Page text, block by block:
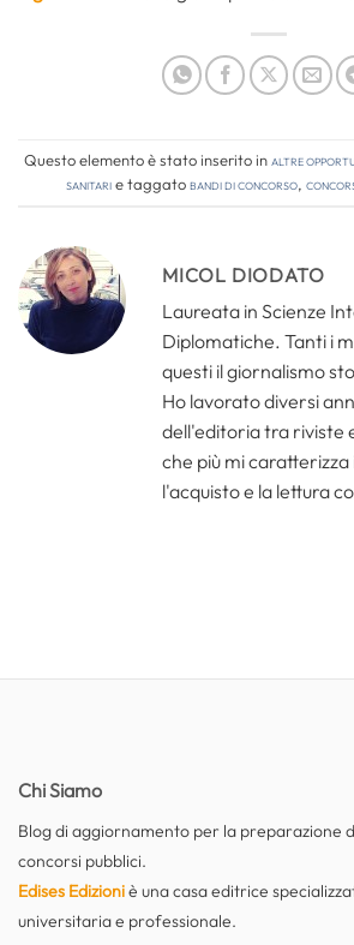
Questo elemento è stato inserito inAltre
Sanitarie taggatobandi di concorso,
MICOL DIODATO
Laureata in Scienze
Diplomatiche. Tanti i
questi il giornalismo
Ho lavorato diversi
dell'editoria tra riviste
che più mi
l'acquisto e la lettura
Chi Siamo
Blog di aggiornamento per la preparazione
concorsi pubblici.
Edises Edizioniè una casa editrice
universitaria e professionale.